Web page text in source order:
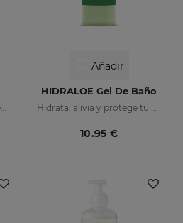
Añadir
HIDRALOE Gel De Baño
10.95 €